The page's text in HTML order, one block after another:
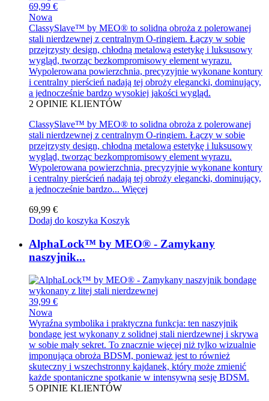
69,99 €
Nowa
ClassySlave™ by MEO® to solidna obroża z polerowanej
stali nierdzewnej z centralnym O-ringiem. Łączy w sobie
przejrzysty design, chłodną metalową estetykę i luksusowy
wygląd, tworząc bezkompromisowy element wyrazu.
Wypolerowana powierzchnia, precyzyjnie wykonane kontury
i centralny pierścień nadają tej obroży elegancki, dominujący,
a jednocześnie bardzo wysokiej jakości wygląd.
2 OPINIE KLIENTÓW
ClassySlave™ by MEO® to solidna obroża z polerowanej
stali nierdzewnej z centralnym O-ringiem. Łączy w sobie
przejrzysty design, chłodną metalową estetykę i luksusowy
wygląd, tworząc bezkompromisowy element wyrazu.
Wypolerowana powierzchnia, precyzyjnie wykonane kontury
i centralny pierścień nadają tej obroży elegancki, dominujący,
a jednocześnie bardzo... Więcej
69,99 €
Dodaj do koszyka Koszyk
AlphaLock™ by MEO® - Zamykany
naszyjnik...
39,99 €
Nowa
Wyraźna symbolika i praktyczna funkcja: ten naszyjnik
bondage jest wykonany z solidnej stali nierdzewnej i skrywa
w sobie mały sekret. To znacznie więcej niż tylko wizualnie
imponująca obroża BDSM, ponieważ jest to również
skuteczny i wszechstronny kajdanek, który może zmienić
każde spontaniczne spotkanie w intensywną sesję BDSM.
5 OPINIE KLIENTÓW